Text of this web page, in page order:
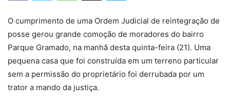
O cumprimento de uma Ordem Judicial de reintegração de
posse gerou grande comoção de moradores do bairro
Parque Gramado, na manhã desta quinta-feira (21). Uma
pequena casa que foi construída em um terreno particular
sem a permissão do proprietário foi derrubada por um
trator a mando da justiça.